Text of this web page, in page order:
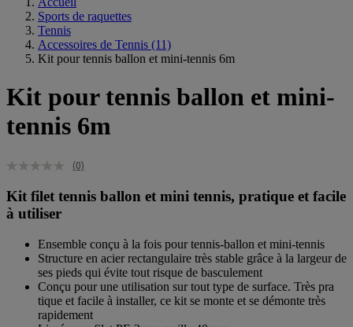
Sports de raquettes
Tennis
Accessoires de Tennis (11)
Kit pour tennis ballon et mini-tennis 6m
Kit pour tennis ballon et mini-
tennis 6m
(0)
Kit filet tennis ballon et mini tennis, pratique et facile
à utiliser
Ensemble conçu à la fois pour tennis-ballon et mini-tennis
Structure en acier rectangulaire très stable grâce à la largeur de
ses pieds qui évite tout risque de basculement
Conçu pour une utilisation sur tout type de surface. Très pra
tique et facile à installer, ce kit se monte et se démonte très
rapidement